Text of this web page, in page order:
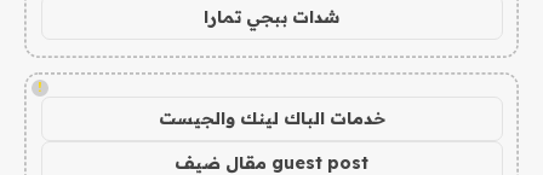
شدات ببجي تمارا
!
خدمات الباك لينك والجيست
guest post مقال ضيف